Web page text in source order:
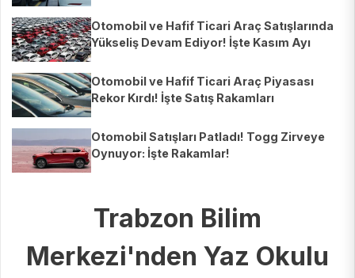
Otomobil ve Hafif Ticari Araç Satışlarında
Yükseliş Devam Ediyor! İşte Kasım Ayı
Otomobil ve Hafif Ticari Araç Piyasası
Rekor Kırdı! İşte Satış Rakamları
Otomobil Satışları Patladı! Togg Zirveye
Oynuyor: İşte Rakamlar!
Trabzon Bilim
Merkezi'nden Yaz Okulu